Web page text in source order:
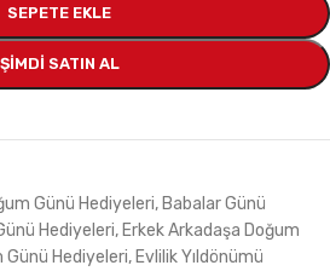
SEPETE EKLE
ŞIMDI SATIN AL
Günü Hediyeleri, Babalar Günü
Hediyeleri, Erkek Arkadaşa Doğum
Günü Hediyeleri, Evlilik Yıldönümü